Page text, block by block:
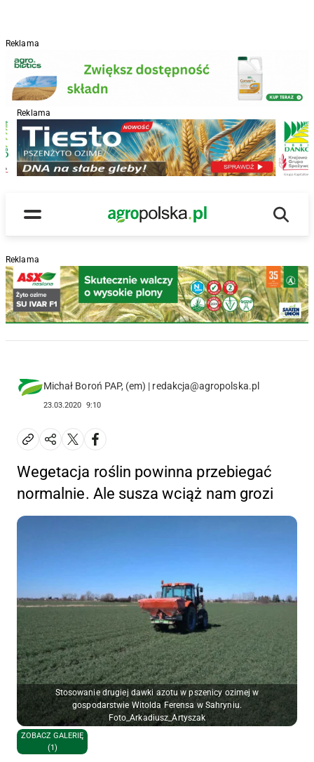
Reklama
Reklama
Menu
Main Logo
Reklama
Michał Boroń PAP, (em) | redakcja@agropolska.pl
23.03.2020 9:10
Wegetacja roślin powinna przebiegać
normalnie. Ale susza wciąż nam grozi
Stosowanie drugiej dawki azotu w pszenicy ozimej w
gospodarstwie Witolda Ferensa w Sahryniu.
Foto_Arkadiusz_Artyszak
ZOBACZ GALERIĘ
(1)